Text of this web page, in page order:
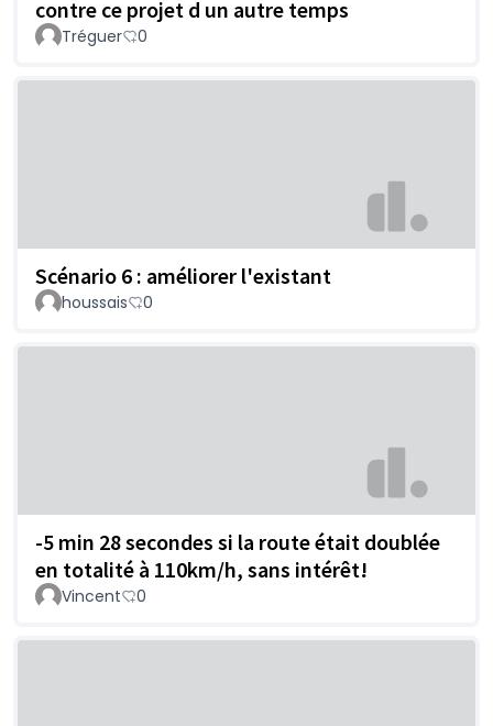
contre ce projet d un autre temps
Tréguer 0
Scénario 6 : améliorer l'existant
houssais 0
-5 min 28 secondes si la route était doublée
en totalité à 110km/h, sans intérêt!
Vincent 0